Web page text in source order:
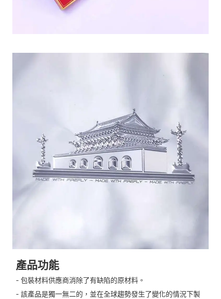
產品功能
- 包裝材料供應商消除了有缺陷的原材料。
- 該產品是獨一無二的，並在全球趨勢發生了變化的情況下製